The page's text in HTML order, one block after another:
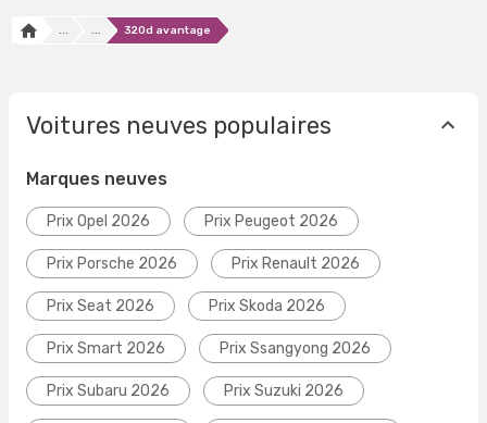
... ... 320d avantage
Voitures neuves populaires
Marques neuves
Prix Opel 2026 Prix Peugeot 2026
Prix Porsche 2026 Prix Renault 2026
Prix Seat 2026 Prix Skoda 2026
Prix Smart 2026 Prix Ssangyong 2026
Prix Subaru 2026 Prix Suzuki 2026